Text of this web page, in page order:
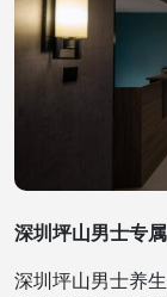
深圳坪山男士专
深圳坪山男士养